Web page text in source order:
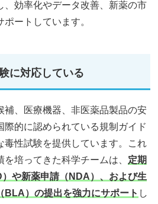
、効率化やデータ改善、新薬の市
ートしています。
に対応している
補、医療機器、非医薬品製品の安
際的に認められている規制ガイド
毒性試験を提供しています。これ
培ってきた科学チームは、 定期
や新薬申請（NDA）、および生
BLA）の提出を強力にサポート し